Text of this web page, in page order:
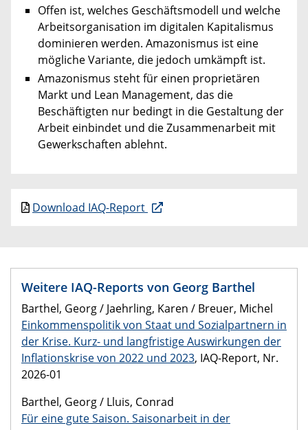
Offen ist, welches Geschäftsmodell und welche
Arbeitsorganisation im digitalen Kapitalismus
dominieren werden. Amazonismus ist eine
mögliche Variante, die jedoch umkämpft ist.
Amazonismus steht für einen proprietären
Markt und Lean Management, das die
Beschäftigten nur bedingt in die Gestaltung der
Arbeit einbindet und die Zusammenarbeit mit
Gewerkschaften ablehnt.
Download IAQ-Report
Weitere IAQ-Reports von Georg Barthel
Barthel, Georg / Jaehrling, Karen / Breuer, Michel
Einkommenspolitik von Staat und Sozialpartnern in
der Krise. Kurz- und langfristige Auswirkungen der
Inflationskrise von 2022 und 2023, IAQ-Report, Nr.
2026-01
Barthel, Georg / Lluis, Conrad
Für eine gute Saison. Saisonarbeit in der